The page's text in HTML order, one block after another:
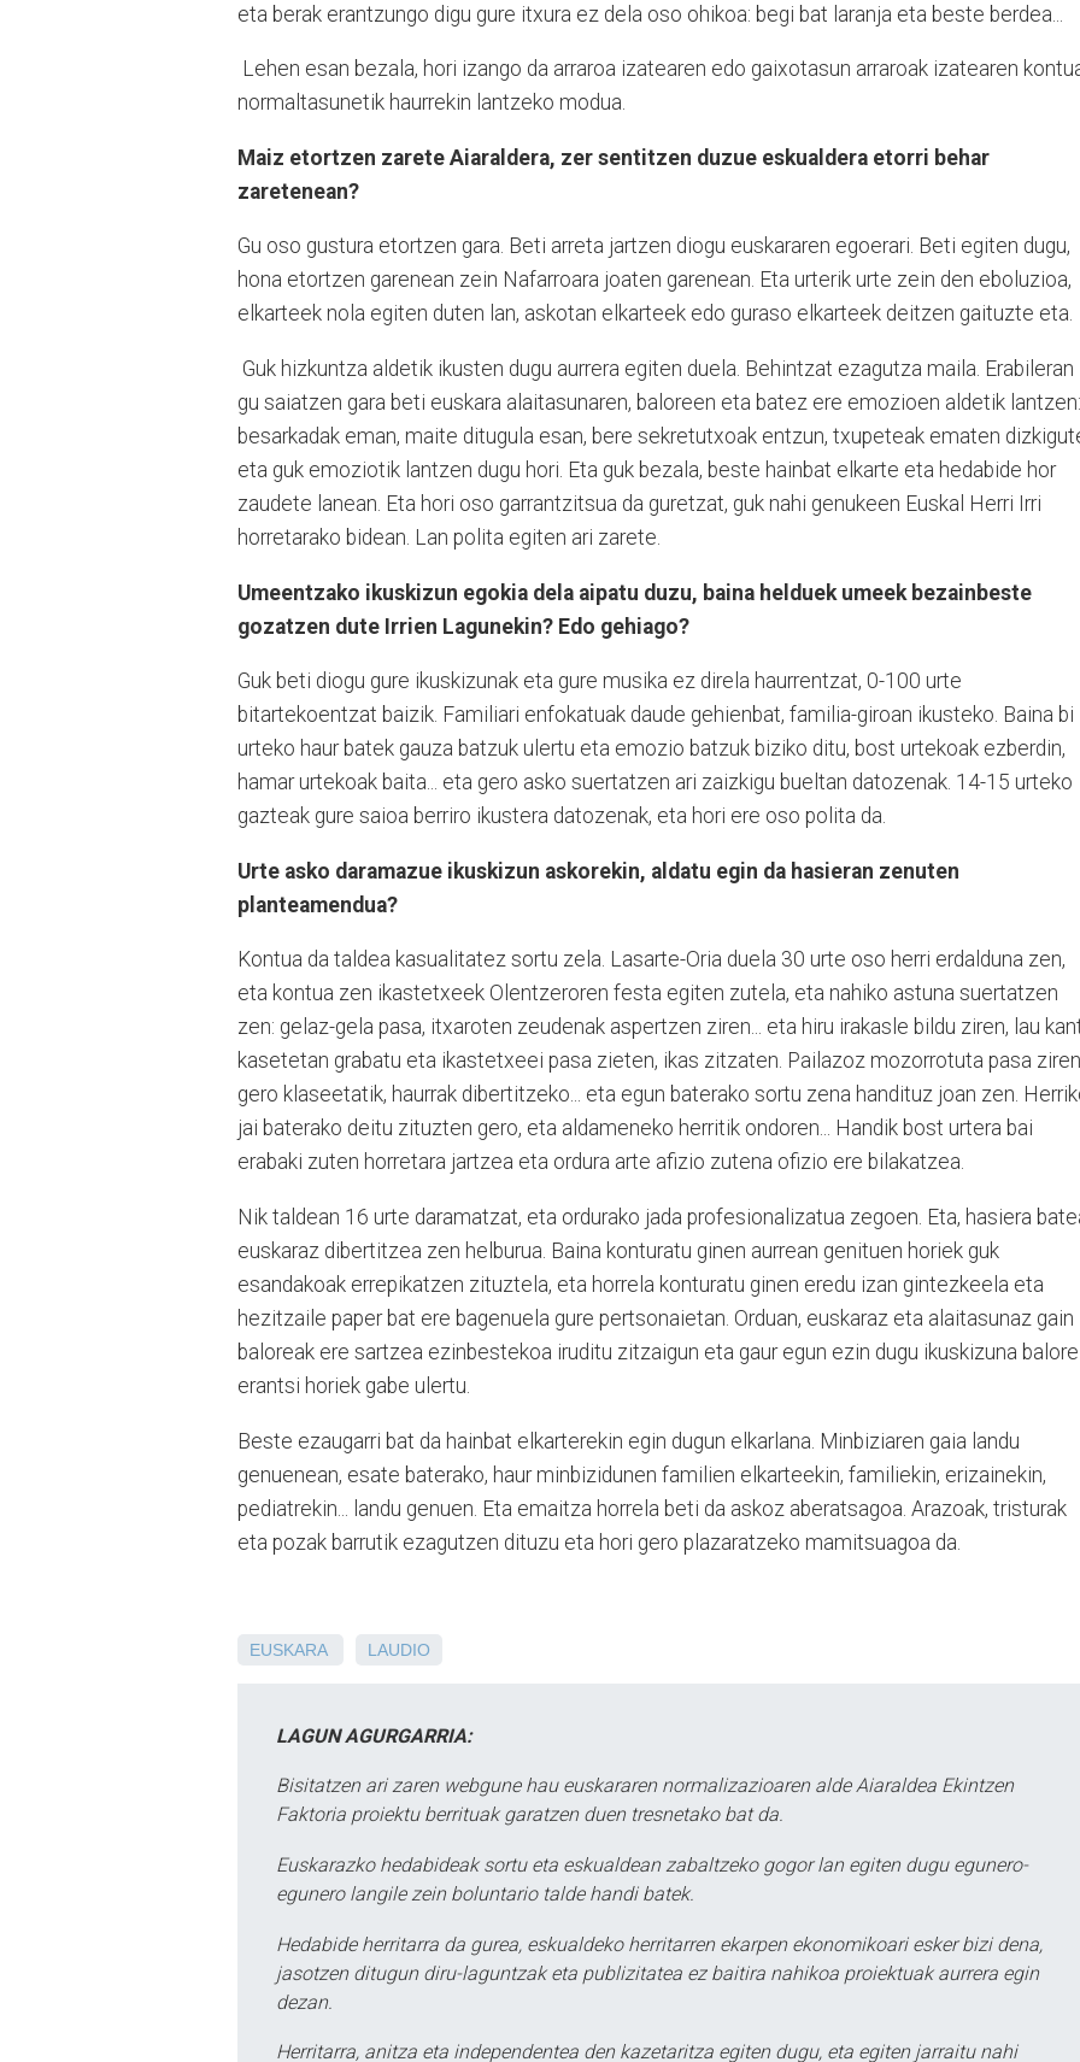
eta berak erantzungo digu gure itxura ez dela oso ohikoa: begi bat laranja eta beste berdea...
Lehen esan bezala, hori izango da arraroa izatearen edo gaixotasun arraroak izatearen
normaltasunetik haurrekin lantzeko modua.
Maiz etortzen zarete Aiaraldera, zer sentitzen duzue eskualdera etorri behar
zaretenean?
Gu oso gustura etortzen gara. Beti arreta jartzen diogu euskararen egoerari. Beti egiten dugu,
hona etortzen garenean zein Nafarroara joaten garenean. Eta urterik urte zein den eboluzioa,
elkarteek nola egiten duten lan, askotan elkarteek edo guraso elkarteek deitzen gaituzte eta.
Guk hizkuntza aldetik ikusten dugu aurrera egiten duela. Behintzat ezagutza maila. Erabileran
gu saiatzen gara beti euskara alaitasunaren, baloreen eta batez ere emozioen aldetik lantzen:
besarkadak eman, maite ditugula esan, bere sekretutxoak entzun, txupeteak ematen
eta guk emoziotik lantzen dugu hori. Eta guk bezala, beste hainbat elkarte eta hedabide hor
zaudete lanean. Eta hori oso garrantzitsua da guretzat, guk nahi genukeen Euskal Herri Irri
horretarako bidean. Lan polita egiten ari zarete.
Umeentzako ikuskizun egokia dela aipatu duzu, baina helduek umeek bezainbeste
gozatzen dute Irrien Lagunekin? Edo gehiago?
Guk beti diogu gure ikuskizunak eta gure musika ez direla haurrentzat, 0-100 urte
bitartekoentzat baizik. Familiari enfokatuak daude gehienbat, familia-giroan ikusteko. Baina bi
urteko haur batek gauza batzuk ulertu eta emozio batzuk biziko ditu, bost urtekoak ezberdin,
hamar urtekoak baita... eta gero asko suertatzen ari zaizkigu bueltan datozenak. 14-15 urteko
gazteak gure saioa berriro ikustera datozenak, eta hori ere oso polita da.
Urte asko daramazue ikuskizun askorekin, aldatu egin da hasieran zenuten
planteamendua?
Kontua da taldea kasualitatez sortu zela. Lasarte-Oria duela 30 urte oso herri erdalduna zen,
eta kontua zen ikastetxeek Olentzeroren festa egiten zutela, eta nahiko astuna suertatzen
zen: gelaz-gela pasa, itxaroten zeudenak aspertzen ziren... eta hiru irakasle bildu ziren, lau
kasetetan grabatu eta ikastetxeei pasa zieten, ikas zitzaten. Pailazoz mozorrotuta pasa ziren
gero klaseetatik, haurrak dibertitzeko... eta egun baterako sortu zena handituz joan zen.
jai baterako deitu zituzten gero, eta aldameneko herritik ondoren... Handik bost urtera bai
erabaki zuten horretara jartzea eta ordura arte afizio zutena ofizio ere bilakatzea.
Nik taldean 16 urte daramatzat, eta ordurako jada profesionalizatua zegoen. Eta, hasiera
euskaraz dibertitzea zen helburua. Baina konturatu ginen aurrean genituen horiek guk
esandakoak errepikatzen zituztela, eta horrela konturatu ginen eredu izan gintezkeela eta
hezitzaile paper bat ere bagenuela gure pertsonaietan. Orduan, euskaraz eta alaitasunaz gain
baloreak ere sartzea ezinbestekoa iruditu zitzaigun eta gaur egun ezin dugu ikuskizuna balore
erantsi horiek gabe ulertu.
Beste ezaugarri bat da hainbat elkarterekin egin dugun elkarlana. Minbiziaren gaia landu
genuenean, esate baterako, haur minbizidunen familien elkarteekin, familiekin, erizainekin,
pediatrekin... landu genuen. Eta emaitza horrela beti da askoz aberatsagoa. Arazoak, tristurak
eta pozak barrutik ezagutzen dituzu eta hori gero plazaratzeko mamitsuagoa da.
EUSKARA LAUDIO
LAGUN AGURGARRIA:
Bisitatzen ari zaren webgune hau euskararen normalizazioaren alde Aiaraldea Ekintzen
Faktoria proiektu berrituak garatzen duen tresnetako bat da.
Euskarazko hedabideak sortu eta eskualdean zabaltzeko gogor lan egiten dugu egunero-
egunero langile zein boluntario talde handi batek.
Hedabide herritarra da gurea, eskualdeko herritarren ekarpen ekonomikoari esker bizi dena,
jasotzen ditugun diru-laguntzak eta publizitatea ez baitira nahikoa proiektuak aurrera egin
dezan.
Herritarra, anitza eta independentea den kazetaritza egiten dugu, eta egiten jarraitu nahi